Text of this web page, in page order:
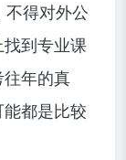
不得对外公
到专业课
年的真
都是比较